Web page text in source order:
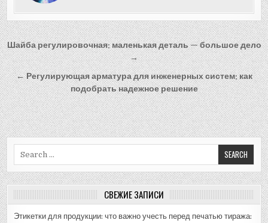
Навигация
по
записям
Шайба регулировочная: маленькая деталь — большое дело
→
← Регулирующая арматура для инженерных систем: как
подобрать надежное решение
СВЕЖИЕ ЗАПИСИ
Этикетки для продукции: что важно учесть перед печатью тиража: